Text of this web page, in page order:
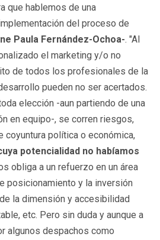
que hablemos de una
del proceso de
Paula Fernández-Ochoa-. "Al
el marketing y/o no
de todos los profesionales de la
pueden no ser acertados.
elección -aun partiendo de una
en equipo-, se corren riesgos,
coyuntura política o económica,
potencialidad no habíamos
obliga a un refuerzo en un área
posicionamiento y la inversión
la dimensión y accesibilidad
etc. Pero sin duda y aunque a
algunos despachos como